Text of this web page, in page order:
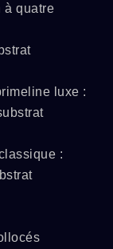
à quatre
luxe :
: